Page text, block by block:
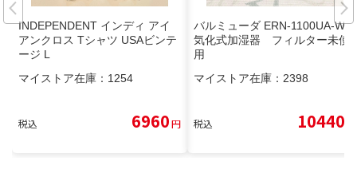
INDEPENDENT インディ アイ
アンクロス Tシャツ USAビンテ
ージ L
マイストア在庫： 1254
税込 6960円
バルミューダ ERN-1100UA-WK
気化式加湿器 フィルター未使
用
マイストア在庫： 2398
税込 10440